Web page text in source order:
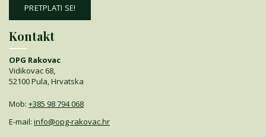
PRETPLATI SE!
Kontakt
OPG Rakovac
Vidikovac 68,
52100 Pula, Hrvatska
Mob: +385 98 794 068
E-mail: info@opg-rakovac.hr